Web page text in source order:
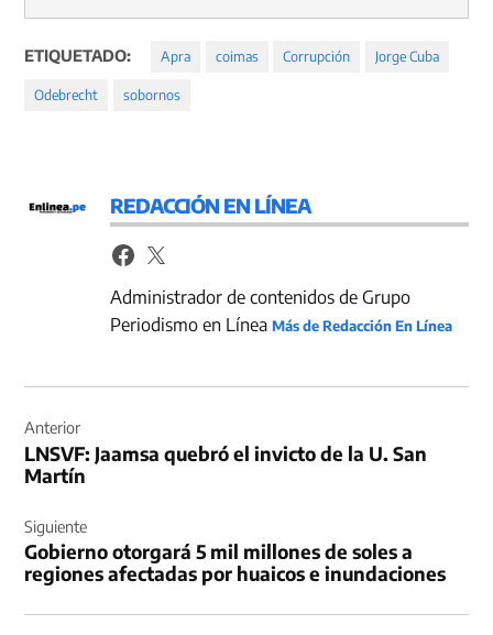
ETIQUETADO: Apra coimas Corrupción Jorge Cuba
Odebrecht sobornos
REDACCIÓN EN LÍNEA
Administrador de contenidos de Grupo
Periodismo en LíneaMás de Redacción En Línea
de
entradas
Anterior
LNSVF: Jaamsa quebró el invicto de la U. San
Martín
Siguiente
Gobierno otorgará 5 mil millones de soles a
regiones afectadas por huaicos e inundaciones